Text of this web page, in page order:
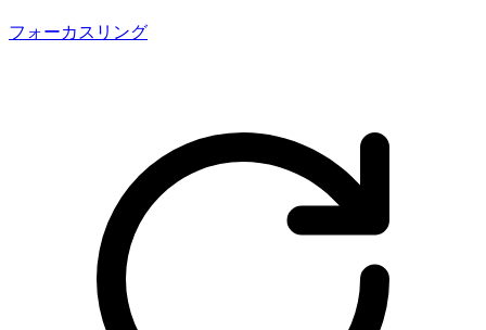
フォーカスリング